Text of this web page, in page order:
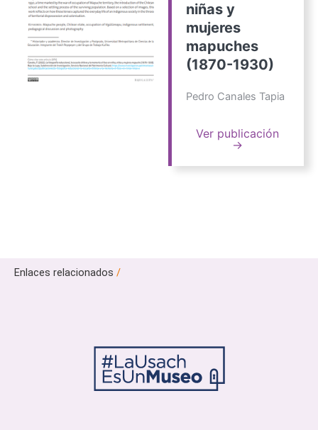
niñas y
mujeres
mapuches
(1870-1930)
Pedro Canales Tapia
Ver publicación
→
Enlaces relacionados /